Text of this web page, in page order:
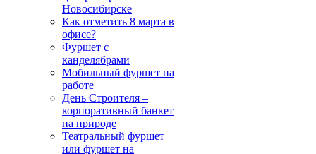
Новосибирске
Как отметить 8 марта в
офисе?
Фуршет с
канделябрами
Мобильный фуршет на
работе
День Строителя –
корпоративный банкет
на природе
Театральный фуршет
или фуршет на